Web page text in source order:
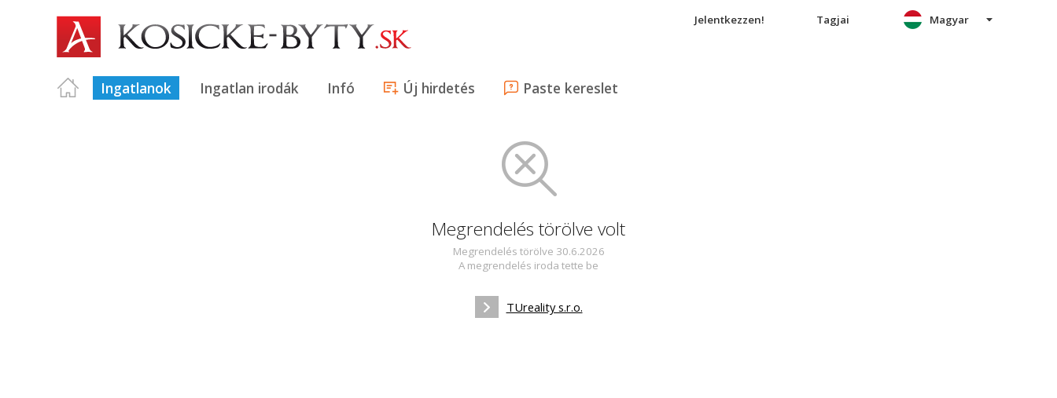
Jelentkezzen! Tagjai
Ingatlanok Ingatlan irodák Infó Új hirdetés Paste kereslet
Magyar
Megrendelés törölve volt
Megrendelés törölve 30.6.2026
A megrendelés iroda tette be
TUreality s.r.o.